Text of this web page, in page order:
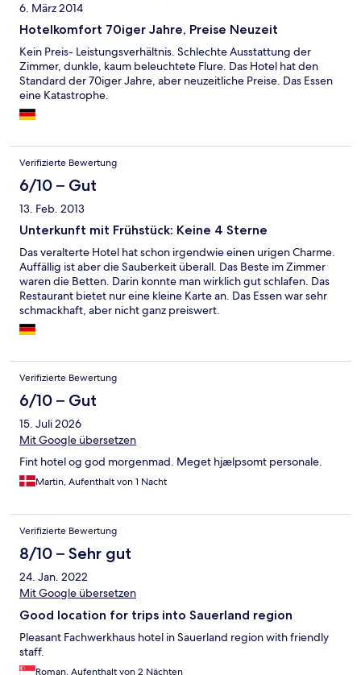
6. März 2014
Hotelkomfort 70iger Jahre, Preise Neuzeit
Kein Preis- Leistungsverhältnis. Schlechte Ausstattung der
Zimmer, dunkle, kaum beleuchtete Flure. Das Hotel hat den
Standard der 70iger Jahre, aber neuzeitliche Preise. Das Essen
eine Katastrophe.
Verifizierte Bewertung
6/10 – Gut
13. Feb. 2013
Unterkunft mit Frühstück: Keine 4 Sterne
Das veralterte Hotel hat schon irgendwie einen urigen Charme.
Auffällig ist aber die Sauberkeit überall. Das Beste im Zimmer
waren die Betten. Darin konnte man wirklich gut schlafen. Das
Restaurant bietet nur eine kleine Karte an. Das Essen war sehr
schmackhaft, aber nicht ganz preiswert.
Verifizierte Bewertung
6/10 – Gut
15. Juli 2026
Mit Google übersetzen
Fint hotel og god morgenmad. Meget hjælpsomt personale.
Martin, Aufenthalt von 1 Nacht
Verifizierte Bewertung
8/10 – Sehr gut
24. Jan. 2022
Mit Google übersetzen
Good location for trips into Sauerland region
Pleasant Fachwerkhaus hotel in Sauerland region with friendly
staff.
Roman, Aufenthalt von 2 Nächten